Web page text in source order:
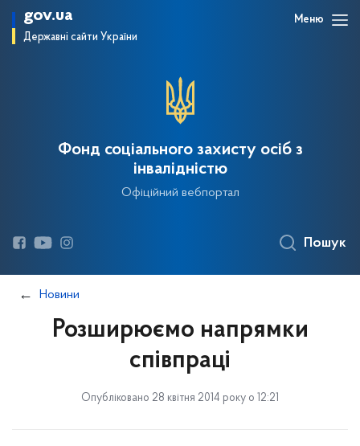
gov.ua
Державні сайти України
Меню
Фонд соціального захисту осіб з
інвалідністю
Офіційний вебпортал
Пошук
Новини
Розширюємо напрямки
співпраці
Опубліковано 28 квітня 2014 року о 12:21